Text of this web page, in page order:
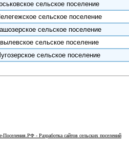
сельское поселение
сельское поселение
сельское поселение
сельское поселение
сельское поселение
Поселения.РФ - Разработка сайтов сельских поселений